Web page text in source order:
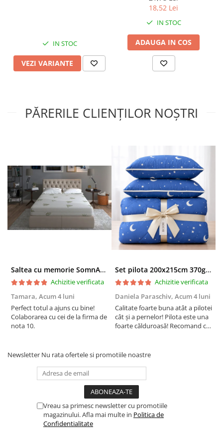
IN STOC
VEZI VARIANTE
18,52 Lei
IN STOC
ADAUGA IN COS
PĂRERILE CLIENȚILOR NOȘTRI
Saltea cu memorie SomnART XXL Memory Plus 160x190, înălțime 25cm, pentru persoane supraponderale, husă Aloe Vera detașabilă, rulată, fermitate mare
Achizitie verificata
Tamara, Acum 4 luni
Perfect totul a ajuns cu bine!
Colaborarea cu cei de la firma de
nota 10.
Set pilota 200x215cm 370g cu 2 perne 50x70,albastru- PLT36
Achizitie verificata
Daniela Paraschiv, Acum 4 luni
Calitate foarte buna atât a pilotei
cât și a pernelor! Pilota este una
foarte călduroasă! Recomand cu
Newsletter Nu rata ofertele si promotiile noastre
Vreau sa primesc newsletter cu promotiile
magazinului. Afla mai multe in Politica de
Confidentialitate